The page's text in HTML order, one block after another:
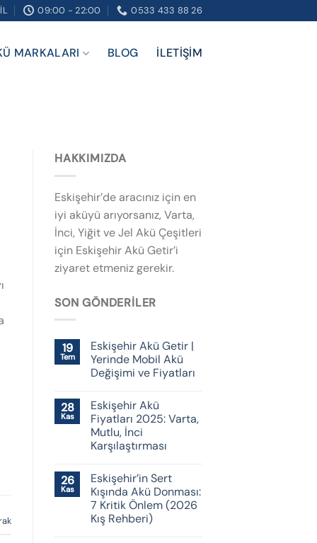
09:00 - 22:00 0533 433 88 26
MARKALARI BLOG İLETIŞIM
HAKKIMIZDA
Eskişehir’de aracınız için en
iyi aküyü arıyorsanız, Varta,
İnci, Yiğit ve Jel Akü Çeşitleri
için Eskişehir Akü Getir’i
ziyaret etmeniz gerekir.
SON GÖNDERILER
19
Tem
Eskişehir Akü Getir |
Yerinde Mobil Akü
Değişimi ve Fiyatları
28
Kas
Eskişehir Akü
Fiyatları 2025: Varta,
Mutlu, İnci
Karşılaştırması
26
Kas
Eskişehir’in Sert
Kışında Akü Donması:
7 Kritik Önlem (2026
Kış Rehberi)